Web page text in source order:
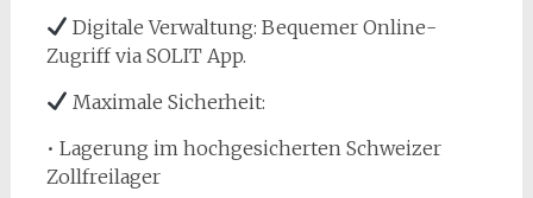
Digitale Verwaltung: Bequemer Online-
Zugriff via SOLIT App.
Maximale Sicherheit:
• Lagerung im hochgesicherten Schweizer
Zollfreilager